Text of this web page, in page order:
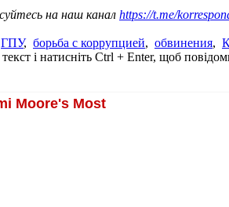
на наш канал https://t.me/
ГПУ, борьба с коррупцией, обвинения,
і натисніть Ctrl + Enter, щоб